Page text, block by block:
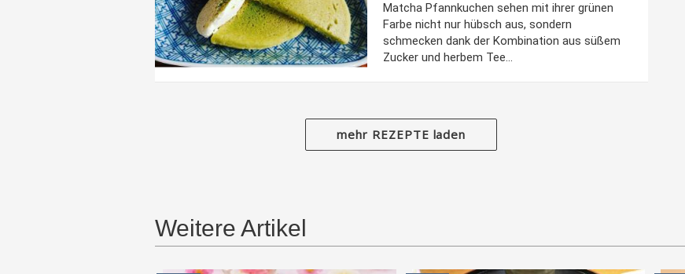
Matcha Pfannkuchen sehen mit ihrer grünen
Farbe nicht nur hübsch aus, sondern
schmecken dank der Kombination aus süßem
Zucker und herbem Tee...
mehr REZEPTE laden
Weitere Artikel